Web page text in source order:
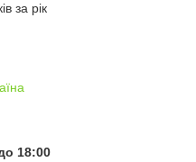
за рік
18:00